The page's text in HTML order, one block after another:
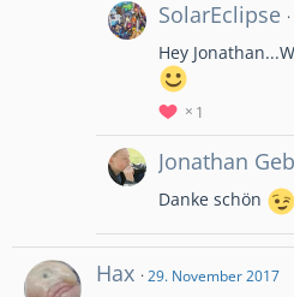
SolarEclipse
Hey
1
Jonathan
Danke schön
Hax 29. November 2017